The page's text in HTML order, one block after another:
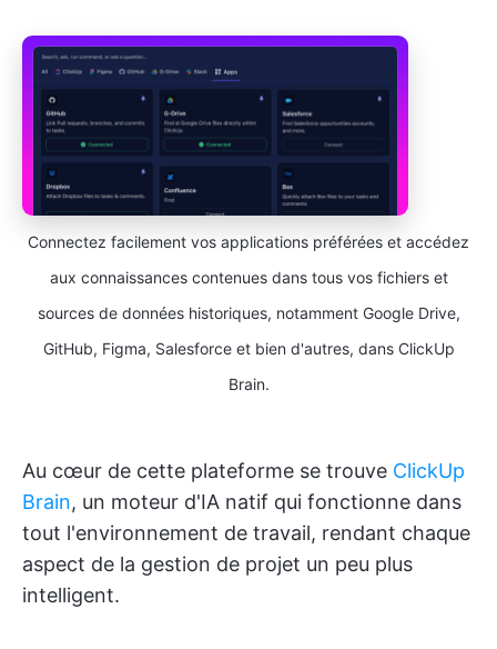
Connectez facilement vos applications préférées et accédez
aux connaissances contenues dans tous vos fichiers et
sources de données historiques, notamment Google Drive,
GitHub, Figma, Salesforce et bien d'autres, dans ClickUp
Brain.
Au cœur de cette plateforme se trouve ClickUp
Brain, un moteur d'IA natif qui fonctionne dans
tout l'environnement de travail, rendant chaque
aspect de la gestion de projet un peu plus
intelligent.